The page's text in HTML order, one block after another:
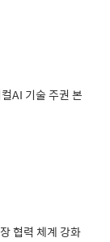
AI 기술 주권 본
협력 체계 강화